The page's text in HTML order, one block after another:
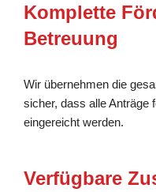
Komplette
Betreuung
Wir übernehmen die
sicher, dass alle Anträge
eingereicht werden.
Verfügbare